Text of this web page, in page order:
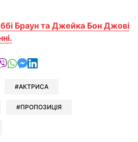
Браун та Джейка Бон Джові
у Telegram
у Facebook
у X
відправити у Viber
відправити у Whatsapp
відправити у Messenger
відправити у LinkedIn
АКТРИСА
ПРОПОЗИЦІЯ